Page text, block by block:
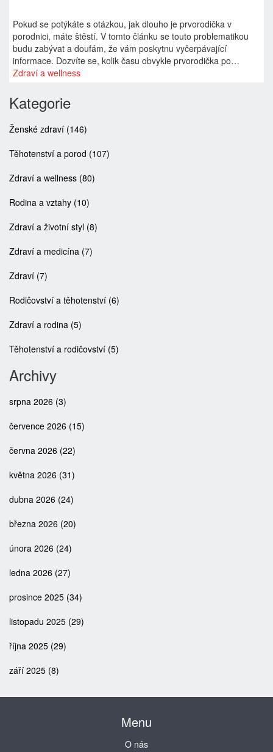
Pokud se potýkáte s otázkou, jak dlouho je prvorodička v
porodnici, máte štěstí. V tomto článku se touto problematikou
budu zabývat a doufám, že vám poskytnu vyčerpávající
informace. Dozvíte se, kolik času obvykle prvorodička po
porodu stráví v porodnici a jaké faktory mohou délku pobytu
porodnici jako prvorodička, ale udělal jsem si čas sbírat
informace, které vám pomohou lépe rozumět tomuto tématu.
Zdraví a wellness
Kategorie
Ženské zdraví (146)
Těhotenství a porod (107)
Zdraví a wellness (80)
Rodina a vztahy (10)
Zdraví a životní styl (8)
Zdraví a medicína (7)
Zdraví (7)
Rodičovství a těhotenství (6)
Zdraví a rodina (5)
Těhotenství a rodičovství (5)
Archivy
srpna 2026 (3)
července 2026 (15)
června 2026 (22)
května 2026 (31)
dubna 2026 (24)
března 2026 (20)
února 2026 (24)
ledna 2026 (27)
prosince 2025 (34)
listopadu 2025 (29)
října 2025 (29)
září 2025 (8)
Menu
O nás